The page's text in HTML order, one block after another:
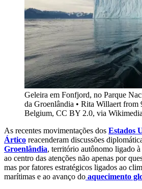
Geleira em Fonfjord, no Parque
da Groenlândia • Rita Willaert from
Belgium, CC BY 2.0, via
As recentes movimentações dos Estados
Ártico reacenderam discussões
Groenlândia, território autônomo ligado
ao centro das atenções não apenas por
mas por fatores estratégicos ligados ao
marítimas e ao avanço do aquecimento